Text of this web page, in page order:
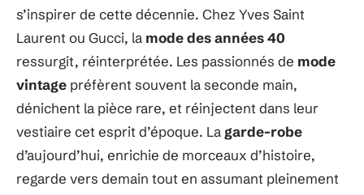
s’inspirer de cette décennie. Chez Yves Saint
Laurent ou Gucci, la mode des années 40
ressurgit, réinterprétée. Les passionnés de mode
vintage préfèrent souvent la seconde main,
dénichent la pièce rare, et réinjectent dans leur
vestiaire cet esprit d’époque. La garde-robe
d’aujourd’hui, enrichie de morceaux d’histoire,
regarde vers demain tout en assumant pleinement